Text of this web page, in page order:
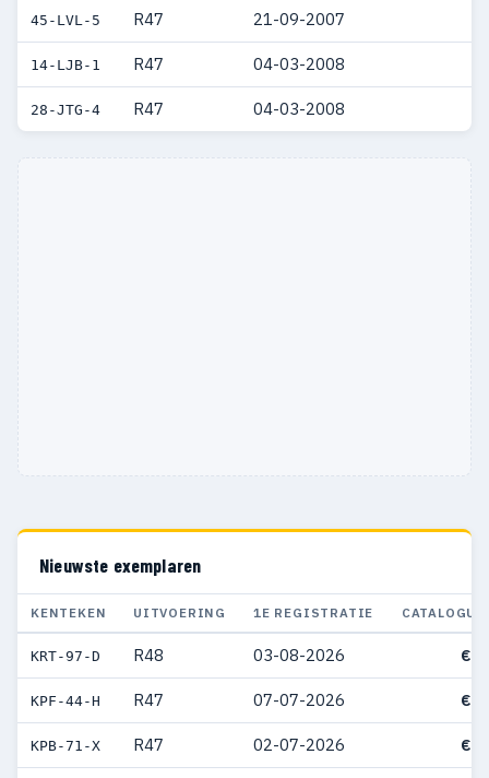
45-LVL-5 R47 21-09-2007
14-LJB-1 R47 04-03-2008
28-JTG-4 R47 04-03-2008
Nieuwste exemplaren
KENTEKEN UITVOERING 1E REGISTRATIE
KRT-97-D R48 03-08-2026 €
KPF-44-H R47 07-07-2026 €
KPB-71-X R47 02-07-2026 €